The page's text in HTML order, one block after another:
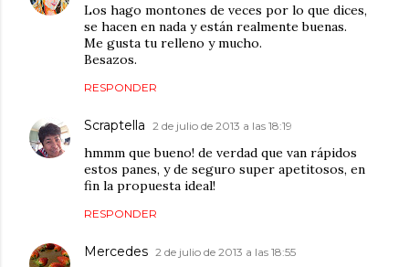
Los hago montones de veces por lo que dices,
se hacen en nada y están realmente buenas.
Me gusta tu relleno y mucho.
Besazos.
RESPONDER
Scraptella 2 de julio de 2013 a las 18:19
hmmm que bueno! de verdad que van rápidos
estos panes, y de seguro super apetitosos, en
fin la propuesta ideal!
RESPONDER
Mercedes 2 de julio de 2013 a las 18:55